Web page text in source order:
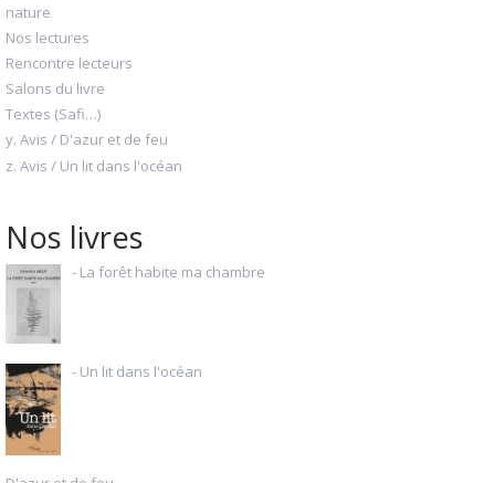
nature
Nos lectures
Rencontre lecteurs
Salons du livre
Textes (Safi…)
y. Avis / D'azur et de feu
z. Avis / Un lit dans l'océan
Nos livres
- La forêt habite ma chambre
- Un lit dans l'océan